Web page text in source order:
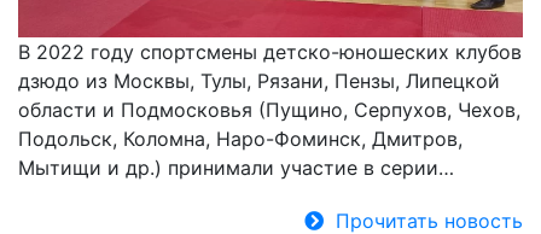
В 2022 году спортсмены детско-юношеских клубов
дзюдо из Москвы, Тулы, Рязани, Пензы, Липецкой
области и Подмосковья (Пущино, Серпухов, Чехов,
Подольск, Коломна, Наро-Фоминск, Дмитров,
Мытищи и др.) принимали участие в серии…
Прочитать новость